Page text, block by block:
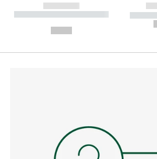
------------
----------- ----------- --------